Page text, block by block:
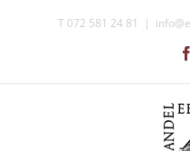
T 072 581 24 81 |